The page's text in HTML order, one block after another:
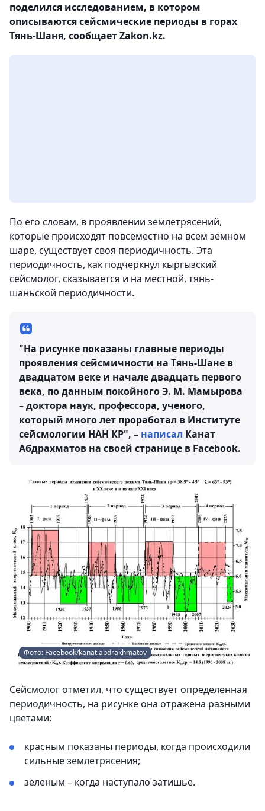
поделился исследованием, в котором
описываются сейсмические периоды в горах
Тянь-Шаня, сообщает Zakon.kz.
По его словам, в проявлении землетрясений,
которые происходят повсеместно на всем земном
шаре, существует своя периодичность. Эта
периодичность, как подчеркнул кыргызский
сейсмолог, сказывается и на местной, тянь-
шаньской периодичности.
"На рисунке показаны главные периоды
проявления сейсмичности на Тянь-Шане в
двадцатом веке и начале двадцать первого
века, по данным покойного Э. М. Мамырова
– доктора наук, профессора, ученого,
который много лет проработал в Институте
сейсмологии НАН КР", – написал Канат
Абдрахматов на своей странице в Facebook.
Фото: Facebook/kanat.abdrakhmatov
Сейсмолог отметил, что существует определенная
периодичность, на рисунке она отражена разными
цветами:
красным показаны периоды, когда происходили
сильные землетрясения;
зеленым – когда наступало затишье.